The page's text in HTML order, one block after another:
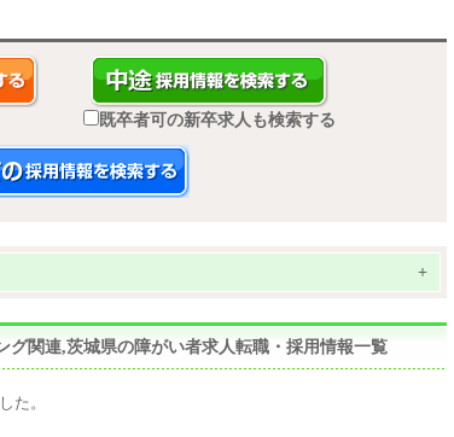
既卒者可の新卒求人も検索する
+
グ関連,茨城県の障がい者求人転職・採用情報一覧
た。